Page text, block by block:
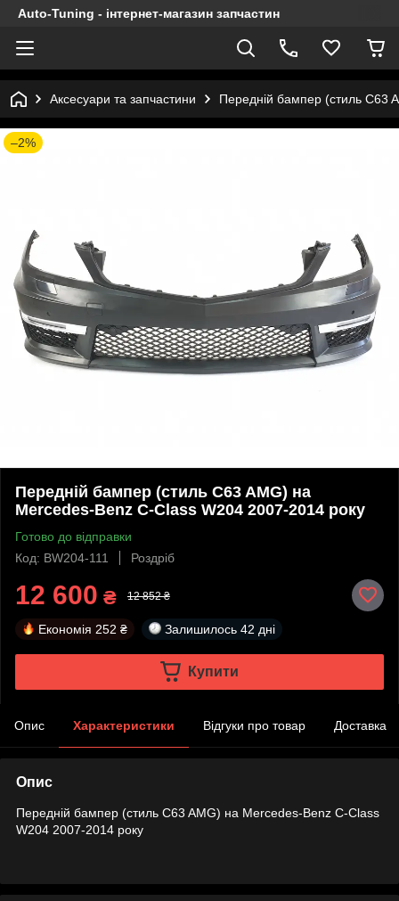
Auto-Tuning - інтернет-магазин запчастин
Аксесуари та запчастини Передній бампер (стиль C63
–2%
Передній бампер (стиль C63 AMG) на
Mercedes-Benz C-Class W204 2007-2014 року
Готово до відправки
Код: BW204-111
Роздріб
12 600 ₴ 12 852 ₴
Економія 252 ₴ Залишилось 42 дні
Купити
Опис Характеристики Відгуки про товар Доставка
Опис
Передній бампер (стиль C63 AMG) на Mercedes-Benz C-Class
W204 2007-2014 року